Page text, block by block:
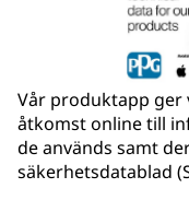
Vår produktapp ger
åtkomst online till
de används samt
säkerhetsdatablad